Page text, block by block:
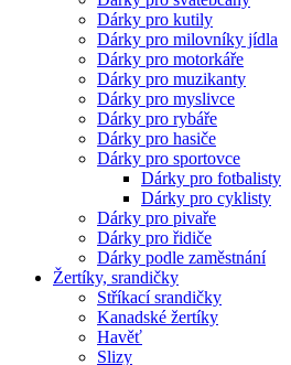
Dárky pro kutily
Dárky pro milovníky jídla
Dárky pro motorkáře
Dárky pro muzikanty
Dárky pro myslivce
Dárky pro rybáře
Dárky pro hasiče
Dárky pro sportovce
Dárky pro fotbalisty
Dárky pro cyklisty
Dárky pro pivaře
Dárky pro řidiče
Dárky podle zaměstnání
Žertíky, srandičky
Stříkací srandičky
Kanadské žertíky
Havěť
Slizy